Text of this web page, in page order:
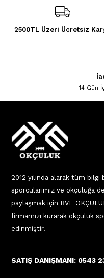
2500TL Üzeri Ücretsiz
14 Gün
2012 yılında alarak tüm
sporcularımız ve okçuluğa
paylaşmak için BVE
firmamızı kurarak okçuluk
edinmiştir.
SATIŞ DANIŞMANI: 0543